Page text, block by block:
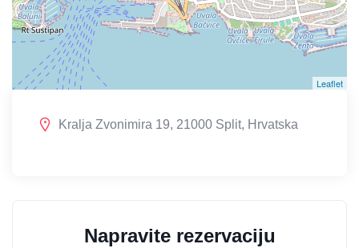
Leaflet
Kralja Zvonimira 19, 21000 Split, Hrvatska
Napravite rezervaciju